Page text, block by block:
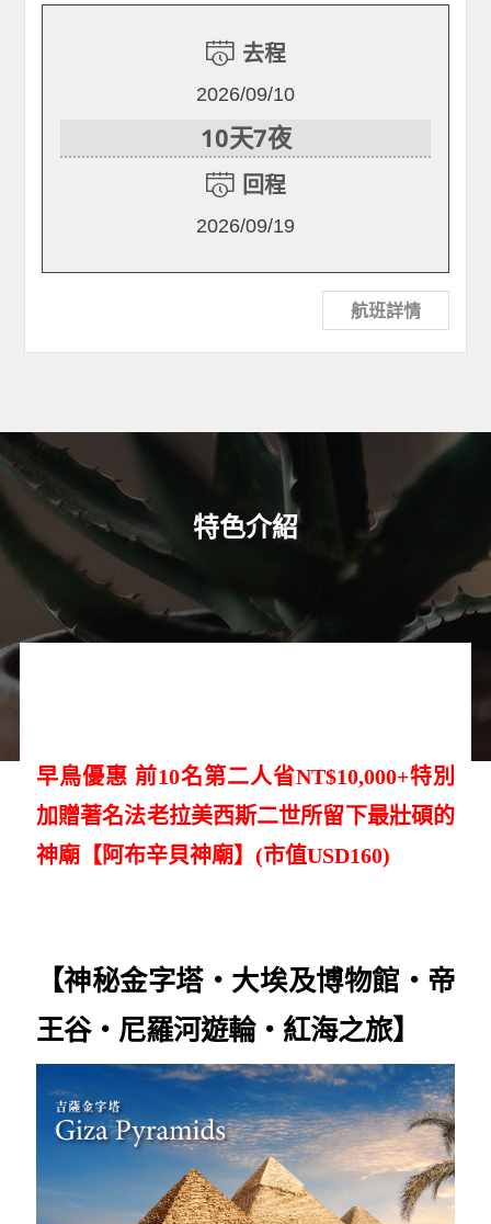
去程
2026/09/10
10天7夜
回程
2026/09/19
航班詳情
特色介紹
早鳥優惠 前10名第二人省NT$10,000+特別
加贈著名法老拉美西斯二世所留下最壯碩的
神廟【阿布辛貝神廟】(市值USD160)
【神秘金字塔‧大埃及博物館 ‧帝
王谷‧尼羅河遊輪‧紅海之旅】